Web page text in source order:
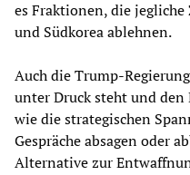
es Fraktionen, die jegliche
und Südkorea ablehnen.
Auch die Trump-
unter Druck steht und
wie die strategischen
Gespräche absagen oder
Alternative zur